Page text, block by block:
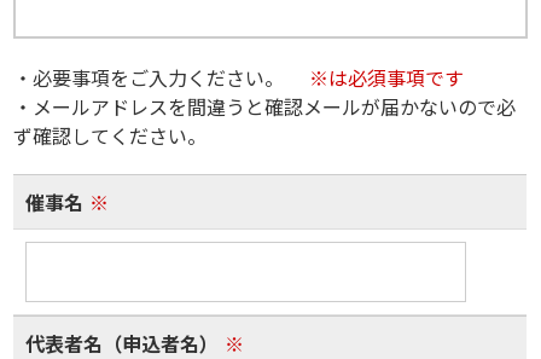
・必要事項をご入力ください。
※は必須事項です
・メールアドレスを間違うと確認メールが届かないので必
ず確認してください。
催事名 ※
代表者名（申込者名） ※